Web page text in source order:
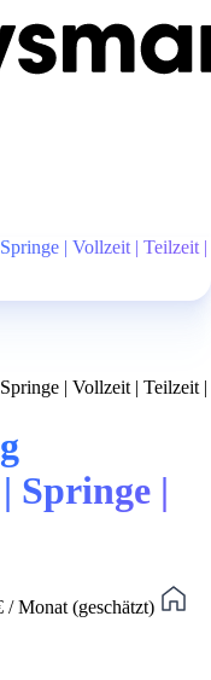
| Vollzeit | Teilzeit |
| Vollzeit | Teilzeit |
Springe |
/ Monat (geschätzt)